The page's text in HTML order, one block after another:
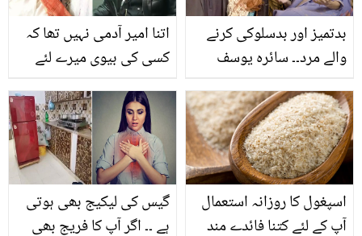
اتنا امیر آدمی نہیں تھا کہ
کسی کی بیوی میرے لئے
قمر کی دوسری شادی
فیصل قریشی کی سابقہ
بیوی سے کیسے ہوئی؟
بدتمیز اور بدسلوکی کرنے
والے مرد۔۔ سائرہ یوسف
خوبیاں دیکھنا چاہتی ہیں؟
گیس کی لیکیج بھی ہوتی
ہے ۔۔ اگر آپ کا فریج بھی
اسپغول کا روزانہ استعمال
آپ کے لئے کتنا فائدے مند